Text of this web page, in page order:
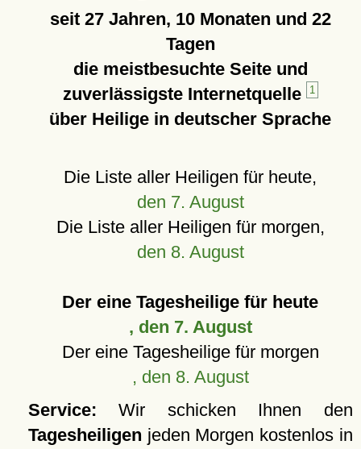
seit 27 Jahren, 10 Monaten und 22
Tagen
die meistbesuchte Seite und
zuverlässigste Internetquelle
1
über Heilige in deutscher Sprache
Die Liste aller Heiligen für heute,
den 7. August
Die Liste aller Heiligen für morgen,
den 8. August
Der eine Tagesheilige für heute
, den 7. August
Der eine Tagesheilige für morgen
, den 8. August
Service: Wir schicken Ihnen den
Tagesheiligen jeden Morgen kostenlos in